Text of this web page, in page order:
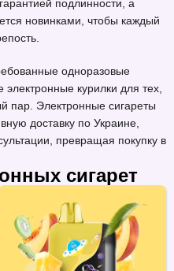
подлинности, а
новинками, чтобы каждый
одноразовые
курилки для тех,
пар. Электронные сигареты
доставку по Украине,
превращая покупку в
сигарет